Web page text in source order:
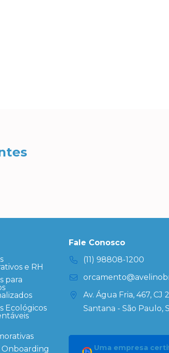
e RH
para
Ecológicos
Onboarding
Fale Conosco
(11) 98808-1200
Av. Água Fria, 467, CJ
Santana - São Paulo,
Uma empresa